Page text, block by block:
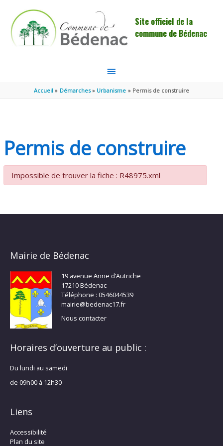
Site officiel de la
commune de Bédenac
MENU
PRINCIPAL
Accueil Démarches Urbanisme Permis de construire
Permis de construire
Impossible de trouver la fiche : R48975.xml
Mairie de Bédenac
19 avenue Anne d’Autriche
17210 Bédenac
Téléphone : 0546044539
mairie@bedenac17.fr
Nous contacter
Horaires d’ouverture au public :
Du lundi au samedi
de 09h00 à 12h30
Liens
Accessibilité
Plan du site